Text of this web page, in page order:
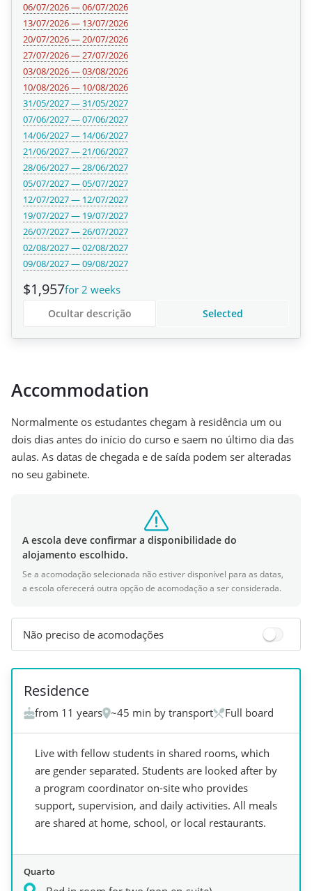
06/07/2026 — 06/07/2026
13/07/2026 — 13/07/2026
20/07/2026 — 20/07/2026
27/07/2026 — 27/07/2026
03/08/2026 — 03/08/2026
10/08/2026 — 10/08/2026
31/05/2027 — 31/05/2027
07/06/2027 — 07/06/2027
14/06/2027 — 14/06/2027
21/06/2027 — 21/06/2027
28/06/2027 — 28/06/2027
05/07/2027 — 05/07/2027
12/07/2027 — 12/07/2027
19/07/2027 — 19/07/2027
26/07/2027 — 26/07/2027
02/08/2027 — 02/08/2027
09/08/2027 — 09/08/2027
$1,957for 2 weeks
Selected
Ocultar descrição
Accommodation
Normalmente os estudantes chegam à residência um ou
dois dias antes do início do curso e saem no último dia das
aulas. As datas de chegada e de saída podem ser alteradas
no seu gabinete.
A escola deve confirmar a disponibilidade do
alojamento escolhido.
Se a acomodação selecionada não estiver disponível para as datas,
a escola oferecerá outra opção de acomodação a ser considerada.
Não preciso de acomodações
Residence
from 11 years ~45 min by transport Full board
Live with fellow students in shared rooms, which
are gender separated. Students are looked after by
a program coordinator on-site who provides
support, supervision, and daily activities. All meals
are shared at home, school, or local restaurants.
Quarto